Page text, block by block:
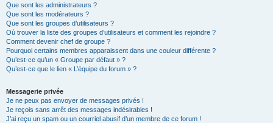
Que sont les administrateurs ?
Que sont les modérateurs ?
Que sont les groupes d’utilisateurs ?
Où trouver la liste des groupes d’utilisateurs et comment les rejoindre ?
Comment devenir chef de groupe ?
Pourquoi certains membres apparaissent dans une couleur différente ?
Qu’est-ce qu’un « Groupe par défaut » ?
Qu’est-ce que le lien « L’équipe du forum » ?
Messagerie privée
Je ne peux pas envoyer de messages privés !
Je reçois sans arrêt des messages indésirables !
J’ai reçu un spam ou un courriel abusif d’un membre de ce forum !